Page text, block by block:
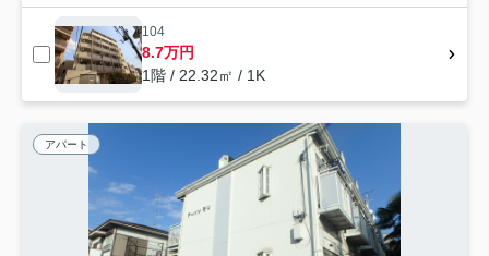
104
8.7万円
1階 / 22.32㎡ / 1K
アパート